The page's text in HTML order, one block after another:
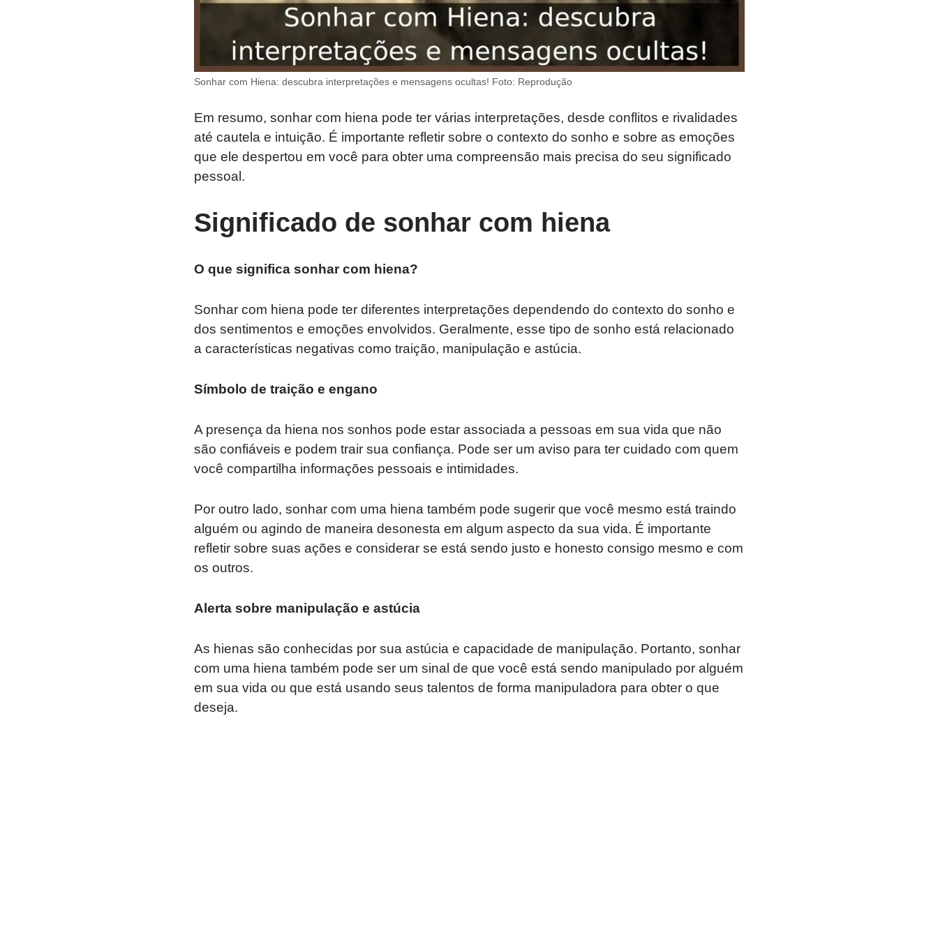
Sonhar com Hiena: descubra interpretações e mensagens ocultas! Foto: Reprodução
Em resumo, sonhar com hiena pode ter várias interpretações, desde conflitos e rivalidades
até cautela e intuição. É importante refletir sobre o contexto do sonho e sobre as emoções
que ele despertou em você para obter uma compreensão mais precisa do seu significado
pessoal.
Significado de sonhar com hiena
O que significa sonhar com hiena?
Sonhar com hiena pode ter diferentes interpretações dependendo do contexto do sonho e
dos sentimentos e emoções envolvidos. Geralmente, esse tipo de sonho está relacionado
a características negativas como traição, manipulação e astúcia.
Símbolo de traição e engano
A presença da hiena nos sonhos pode estar associada a pessoas em sua vida que não
são confiáveis ​​e podem trair sua confiança. Pode ser um aviso para ter cuidado com quem
você compartilha informações pessoais e intimidades.
Por outro lado, sonhar com uma hiena também pode sugerir que você mesmo está traindo
alguém ou agindo de maneira desonesta em algum aspecto da sua vida. É importante
refletir sobre suas ações e considerar se está sendo justo e honesto consigo mesmo e com
os outros.
Alerta sobre manipulação e astúcia
As hienas são conhecidas por sua astúcia e capacidade de manipulação. Portanto, sonhar
com uma hiena também pode ser um sinal de que você está sendo manipulado por alguém
em sua vida ou que está usando seus talentos de forma manipuladora para obter o que
deseja.